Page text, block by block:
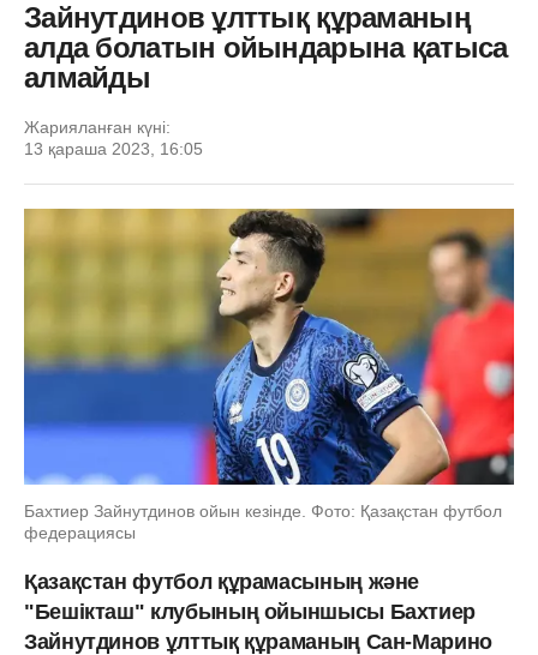
Зайнутдинов ұлттық құраманың
алда болатын ойындарына қатыса
алмайды
Жарияланған күні:
13 қараша 2023, 16:05
Бахтиер Зайнутдинов ойын кезінде. Фото: Қазақстан футбол
федерациясы
Қазақстан футбол құрамасының және
"Бешікташ" клубының ойыншысы Бахтиер
Зайнутдинов ұлттық құраманың Сан-Марино